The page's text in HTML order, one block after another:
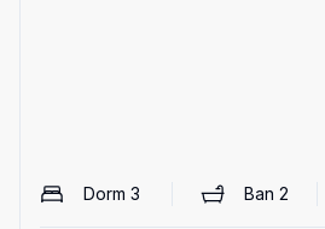
Dorm 3 Ban2